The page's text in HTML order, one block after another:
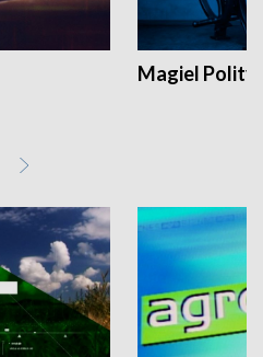
Magiel